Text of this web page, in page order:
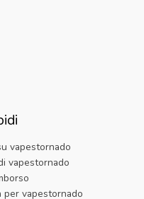
vapestornado
vapestornado
per vapestornado